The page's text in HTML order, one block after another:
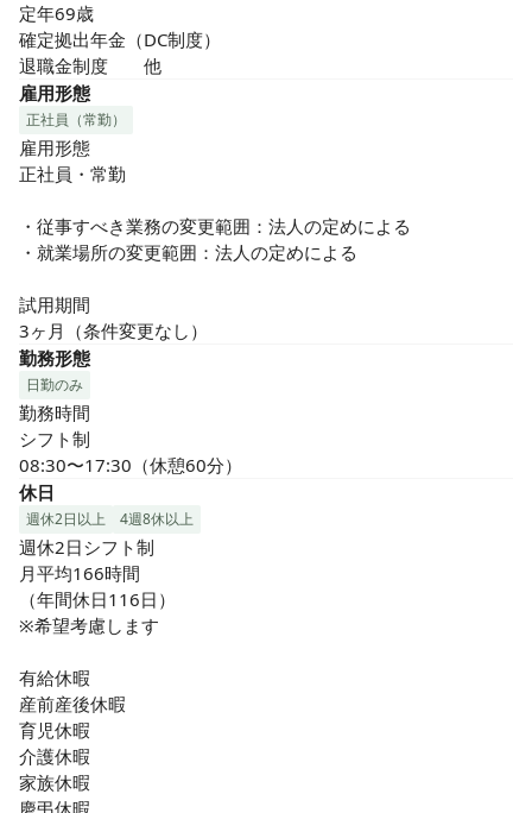
定年69歳
確定拠出年金（DC制度）
退職金制度　　他
雇用形態
正社員（常勤）
雇用形態
正社員・常勤
・従事すべき業務の変更範囲：法人の定めによる
・就業場所の変更範囲：法人の定めによる
試用期間
3ヶ月（条件変更なし）
勤務形態
日勤のみ
勤務時間
シフト制
08:30〜17:30（休憩60分）
休日
週休2日以上 4週8休以上
週休2日シフト制
月平均166時間
（年間休日116日）
※希望考慮します
有給休暇
産前産後休暇
育児休暇
介護休暇
家族休暇
慶弔休暇